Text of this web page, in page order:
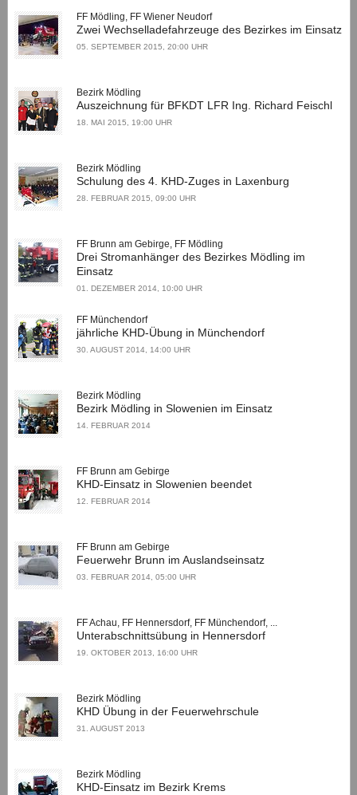
FF Mödling, FF Wiener Neudorf
Zwei Wechselladefahrzeuge des Bezirkes im Einsatz
05. SEPTEMBER 2015, 20:00 UHR
Bezirk Mödling
Auszeichnung für BFKDT LFR Ing. Richard Feischl
18. MAI 2015, 19:00 UHR
Bezirk Mödling
Schulung des 4. KHD-Zuges in Laxenburg
28. FEBRUAR 2015, 09:00 UHR
FF Brunn am Gebirge, FF Mödling
Drei Stromanhänger des Bezirkes Mödling im
Einsatz
01. DEZEMBER 2014, 10:00 UHR
FF Münchendorf
jährliche KHD-Übung in Münchendorf
30. AUGUST 2014, 14:00 UHR
Bezirk Mödling
Bezirk Mödling in Slowenien im Einsatz
14. FEBRUAR 2014
FF Brunn am Gebirge
KHD-Einsatz in Slowenien beendet
12. FEBRUAR 2014
FF Brunn am Gebirge
Feuerwehr Brunn im Auslandseinsatz
03. FEBRUAR 2014, 05:00 UHR
FF Achau, FF Hennersdorf, FF Münchendorf, ...
Unterabschnittsübung in Hennersdorf
19. OKTOBER 2013, 16:00 UHR
Bezirk Mödling
KHD Übung in der Feuerwehrschule
31. AUGUST 2013
Bezirk Mödling
KHD-Einsatz im Bezirk Krems